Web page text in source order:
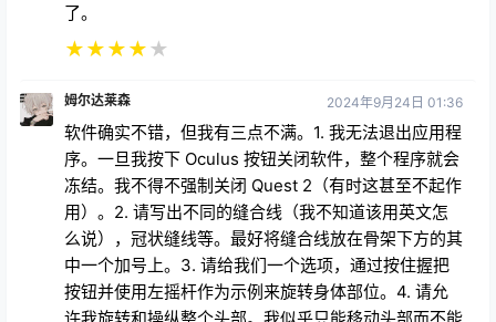
了。
★★★★★
姆尔达莱森 2024年9月24日 01:36
软件确实不错，但我有三点不满。1. 我无法退出应用程
序。一旦我按下 Oculus 按钮关闭软件，整个程序就会
冻结。我不得不强制关闭 Quest 2（有时这甚至不起作
用）。2. 请写出不同的缝合线（我不知道该用英文怎
么说），冠状缝线等。最好将缝合线放在骨架下方的其
中一个加号上。3. 请给我们一个选项，通过按住握把
按钮并使用左摇杆作为示例来旋转身体部位。4. 请允